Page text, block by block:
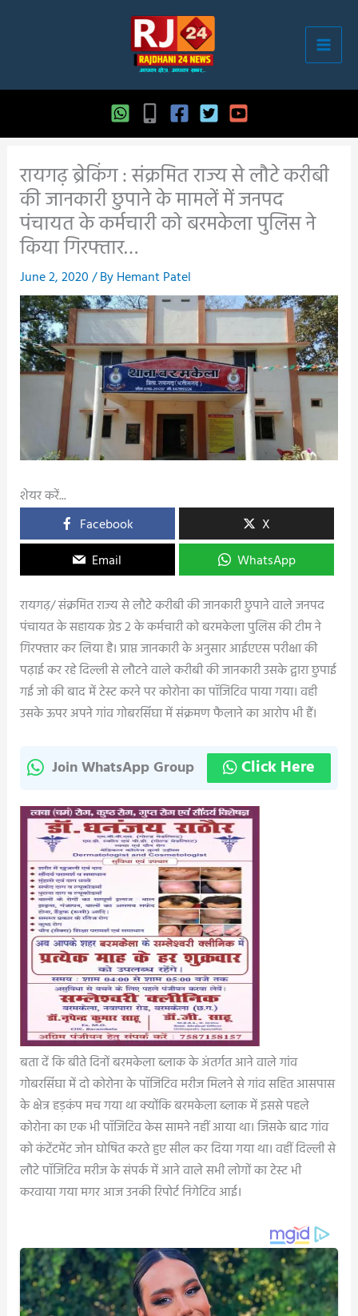
रायगढ़ ब्रेकिंग : संक्रमित राज्य से लौटे करीबी
की जानकारी छुपाने के मामलें में जनपद
पंचायत के कर्मचारी को बरमकेला पुलिस ने
किया गिरफ्तार…
June 2, 2020/ ByHemant Patel
शेयर करें...
Facebook
X
Email
WhatsApp
रायगढ़/ संक्रमित राज्य से लौटे करीबी की जानकारी छुपाने वाले जनपद
पंचायत के सहायक ग्रेड 2 के कर्मचारी को बरमकेला पुलिस की टीम ने
गिरफ्तार कर लिया है। प्राप्त जानकारी के अनुसार आईएएस परीक्षा की
पढ़ाई कर रहे दिल्ली से लौटने वाले करीबी की जानकारी उसके द्वारा छुपाई
गई जो की बाद में टेस्ट करने पर कोरोना का पॉजिटिव पाया गया। वही
उसके ऊपर अपने गांव गोबरसिंघा में संक्रमण फैलाने का आरोप भी हैं।
Join WhatsApp Group Click Here
बता दें कि बीते दिनों बरमकेला ब्लाक के अंतर्गत आने वाले गांव
गोबरसिंघा में दो कोरोना के पॉजिटिव मरीज मिलने से गांव सहित आसपास
के क्षेत्र हड़कंप मच गया था क्योंकि बरमकेला ब्लाक में इससे पहले
कोरोना का एक भी पॉजिटिव केस सामने नहीं आया था। जिसके बाद गांव
को कंटेंटमेंट जोन घोषित करते हुए सील कर दिया गया था। वहीं दिल्ली से
लौटे पॉजिटिव मरीज के संपर्क में आने वाले सभी लोगों का टेस्ट भी
करवाया गया मगर आज उनकी रिपोर्ट निगेटिव आई।